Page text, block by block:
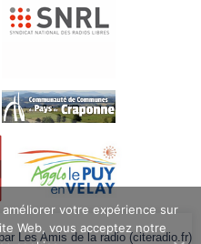
Les Amis de la radio (citeradio.fr)
votre expérience sur
Web, vous acceptez notre